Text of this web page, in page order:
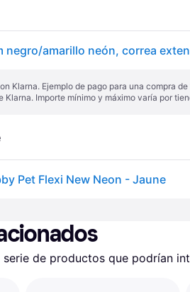
Klarna. Ejemplo de pago para una compra
Klarna. Importe mínimo y máximo varía por
Pet Flexi New Neon - Jaune
de productos que podrían